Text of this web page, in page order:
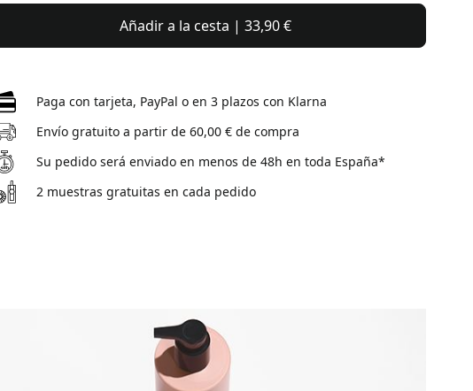
Añadir a la cesta | 33,90 €
Paga con tarjeta, PayPal o en 3 plazos con Klarna
Envío gratuito a partir de 60,00 € de compra
Su pedido será enviado en menos de 48h en toda España*
2 muestras gratuitas en cada pedido